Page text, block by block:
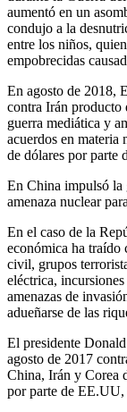
aumentó en un
condujo a la
entre los niños,
empobrecidas
En agosto de 2018,
contra Irán producto
guerra mediática y
acuerdos en materia
de dólares por parte
En China impulsó la
amenaza nuclear
En el caso de la
económica ha traído
civil, grupos
eléctrica,
amenazas de
adueñarse de las
El presidente
agosto de 2017
China, Irán y Corea
por parte de EE.UU,